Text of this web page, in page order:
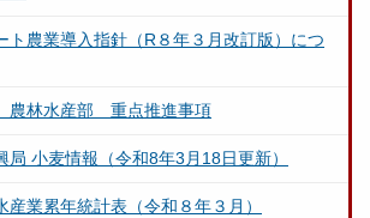
ト農業導入指針（R８年３月改訂版）につ
農林水産部 重点推進事項
局 小麦情報（令和8年3月18日更新）
産業累年統計表（令和８年３月）